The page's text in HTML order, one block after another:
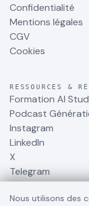
Confidentialité
Mentions légales
CGV
Cookies
RESSOURCES &
Formation AI
Podcast
Instagram
LinkedIn
X
Telegram
Nous utilisons des